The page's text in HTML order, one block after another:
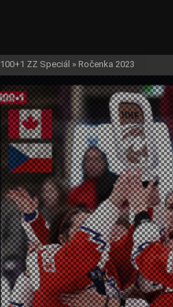
100+1 ZZ Speciál » Ročenka 2023